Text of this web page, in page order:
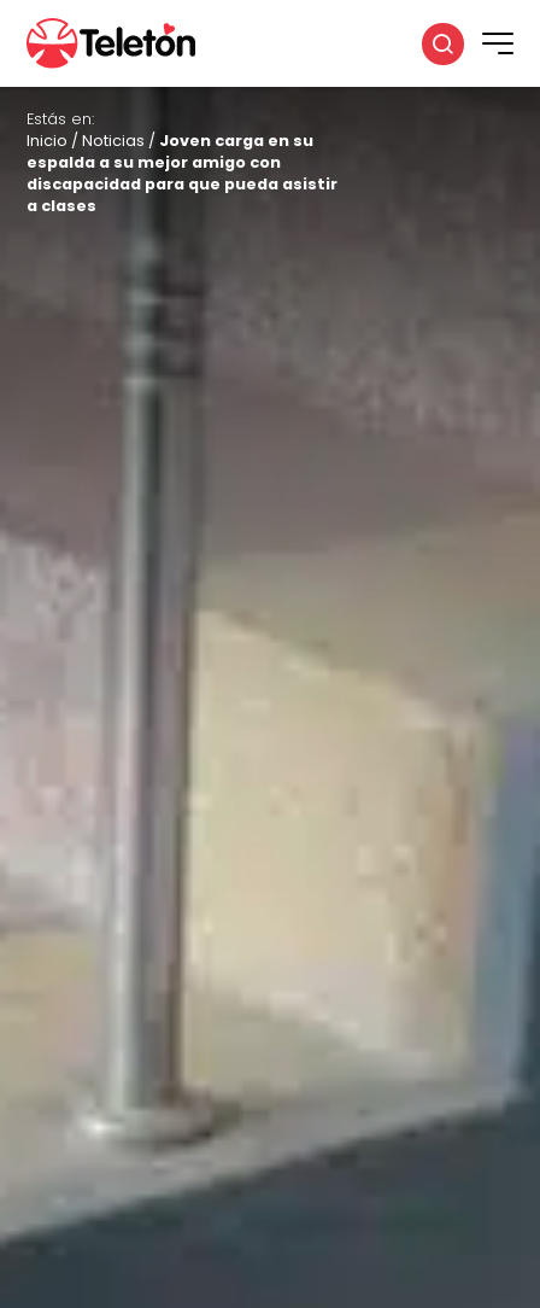
Estás en:
Inicio /Noticias / Joven carga en su
espalda a su mejor amigo con
discapacidad para que pueda asistir
a clases